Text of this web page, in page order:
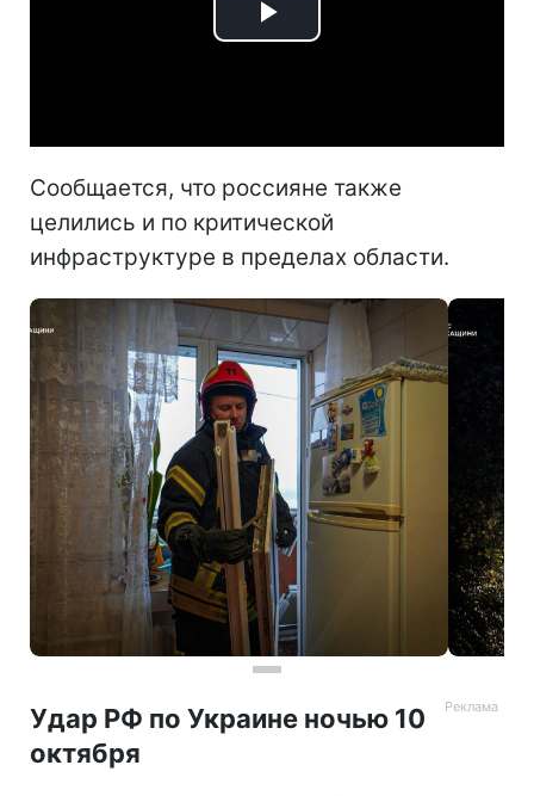
Play
Сообщается, что россияне также
целились и по критической
инфраструктуре в пределах области.
Удар РФ по Украине ночью 10
октября